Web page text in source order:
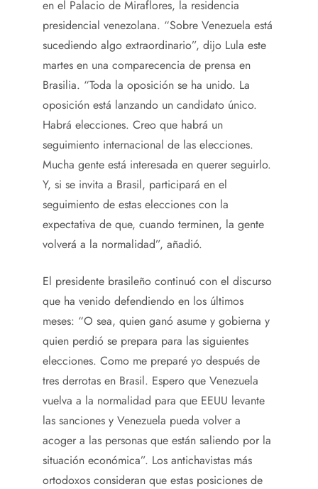
en el Palacio de Miraflores, la residencia
presidencial venezolana. “Sobre Venezuela está
sucediendo algo extraordinario”, dijo Lula este
martes en una comparecencia de prensa en
Brasilia. “Toda la oposición se ha unido. La
oposición está lanzando un candidato único.
Habrá elecciones. Creo que habrá un
seguimiento internacional de las elecciones.
Mucha gente está interesada en querer seguirlo.
Y, si se invita a Brasil, participará en el
seguimiento de estas elecciones con la
expectativa de que, cuando terminen, la gente
volverá a la normalidad”, añadió.
El presidente brasileño continuó con el discurso
que ha venido defendiendo en los últimos
meses: “O sea, quien ganó asume y gobierna y
quien perdió se prepara para las siguientes
elecciones. Como me preparé yo después de
tres derrotas en Brasil. Espero que Venezuela
vuelva a la normalidad para que EEUU levante
las sanciones y Venezuela pueda volver a
acoger a las personas que están saliendo por la
situación económica”. Los antichavistas más
ortodoxos consideran que estas posiciones de